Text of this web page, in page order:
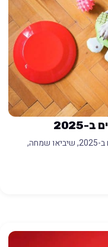
גלה את טופ 10 הצעצועים המומלצים לכלבים ב-2025, שיביאו שמחה,